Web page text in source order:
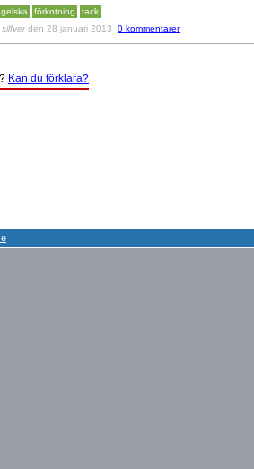
förkotning
tack
silfver den 28 januari 2013 0 kommentarer
? Kan du förklara?